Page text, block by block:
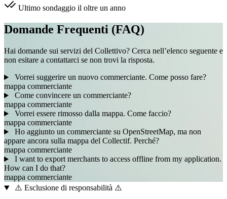
Ultimo sondaggio il oltre un anno
Domande Frequenti (FAQ)
Hai domande sui servizi del Collettivo? Cerca nell’elenco seguente e
non esitare a contattarci se non trovi la risposta.
Vorrei suggerire un nuovo commerciante. Come posso fare?
mappa commerciante
Come convincere un commerciante?
mappa commerciante
Vorrei essere rimosso dalla mappa. Come faccio?
mappa commerciante
Ho aggiunto un commerciante su OpenStreetMap, ma non
appare ancora sulla mappa del Collectif. Perché?
mappa commerciante
I want to export merchants to access offline from my application.
How can I do that?
mappa commerciante
⚠️ Esclusione di responsabilità ⚠️